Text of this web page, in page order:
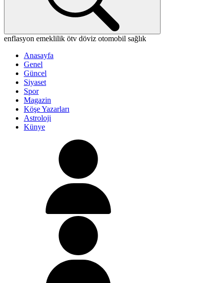
enflasyon emeklilik ötv döviz otomobil sağlık
Anasayfa
Genel
Güncel
Siyaset
Spor
Magazin
Köşe Yazarları
Astroloji
Künye